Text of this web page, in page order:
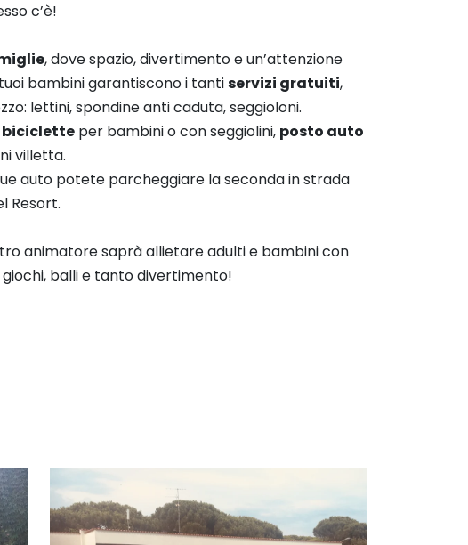
c’è!
, dove spazio, divertimento e un’attenzione
bambini garantiscono i tantiservizi gratuiti,
lettini, spondine anti caduta, seggioloni.
per bambini o con seggiolini, posto auto
villetta.
auto potete parcheggiare la seconda in strada
Resort.
animatore saprà allietare adulti e bambini con
balli e tanto divertimento!